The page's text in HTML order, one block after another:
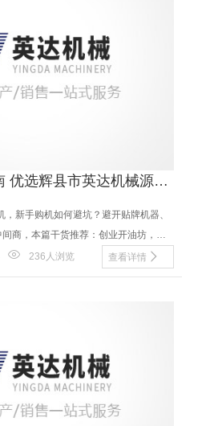
优选辉县市英达机械源头
新手购机如何避坑？避开贴牌机器、
商，本篇干货推荐：创业开油坊，优
油机厂家设备，......
236人浏览 查看详情